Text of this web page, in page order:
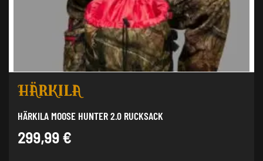
auf
der
Produktseite
gewählt
werden
HÄRKILA MOOSE HUNTER 2.0 RUCKSACK
299,99 €